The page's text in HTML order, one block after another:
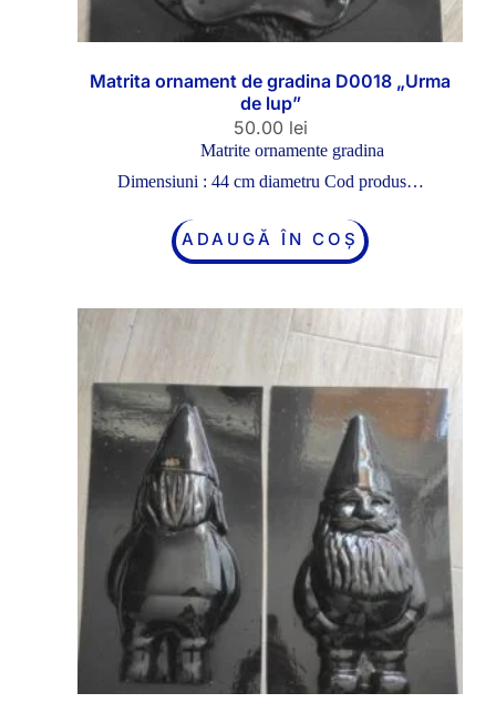
Matrita ornament de gradina D0018 „Urma
de lup”
50.00 lei
Matrite ornamente gradina
Dimensiuni : 44 cm diametru Cod produs…
ADAUGĂ ÎN COȘ